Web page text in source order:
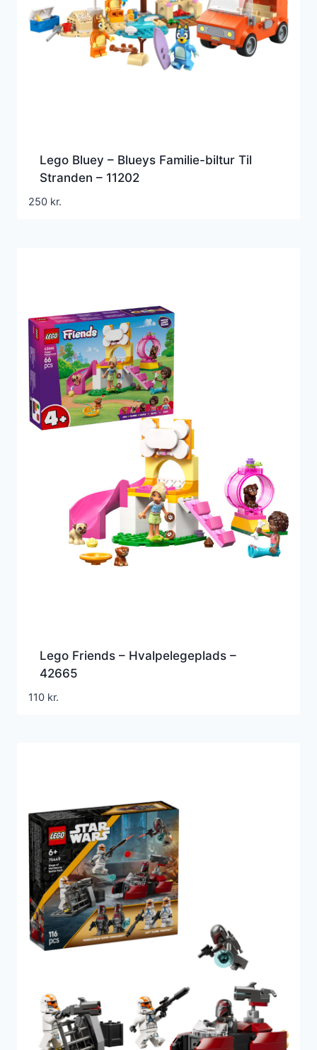
Lego Bluey – Blueys Familie-biltur Til
Stranden – 11202
250 kr.
Lego Friends – Hvalpelegeplads –
42665
110 kr.